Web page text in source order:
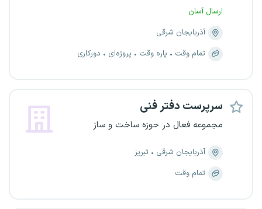
ارسال آسان
آذربایجان شرقی
تمام وقت
پاره وقت پروژه‌ای دورکاری
سرپرست دفتر فنی
مجموعه فعال در حوزه ساخت و ساز
آذربایجان شرقی
تبریز
تمام وقت